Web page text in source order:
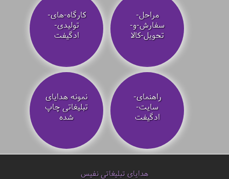
مراحل-
سفارش-و-
تحویل-کالا
کارگاه-های-
تولیدی-
ادگیفت
راهنمای-
سایت-
ادگیفت
نمونه هدایای
تبلیغاتی چاپ
شده
هدایای تبلیغاتی نفیس